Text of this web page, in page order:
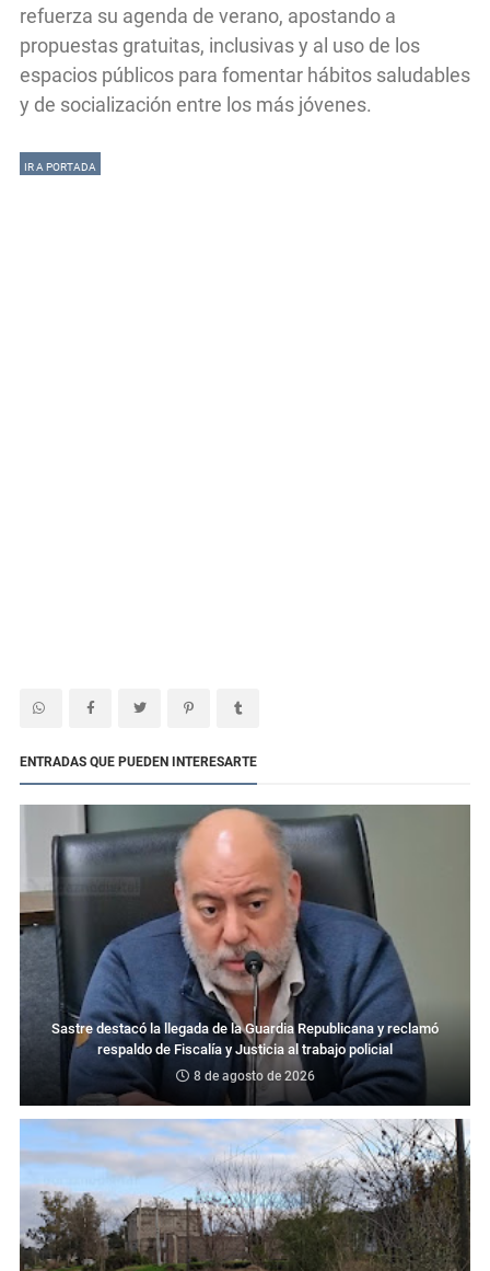
refuerza su agenda de verano, apostando a
propuestas gratuitas, inclusivas y al uso de los
espacios públicos para fomentar hábitos saludables
y de socialización entre los más jóvenes.
IR A PORTADA
ENTRADAS QUE PUEDEN INTERESARTE
Sastre destacó la llegada de la Guardia Republicana y reclamó
respaldo de Fiscalía y Justicia al trabajo policial
8 de agosto de 2026